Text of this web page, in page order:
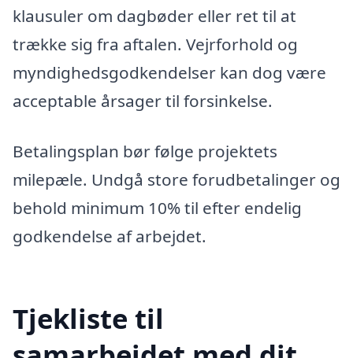
klausuler om dagbøder eller ret til at
trække sig fra aftalen. Vejrforhold og
myndighedsgodkendelser kan dog være
acceptable årsager til forsinkelse.
Betalingsplan bør følge projektets
milepæle. Undgå store forudbetalinger og
behold minimum 10% til efter endelig
godkendelse af arbejdet.
Tjekliste til